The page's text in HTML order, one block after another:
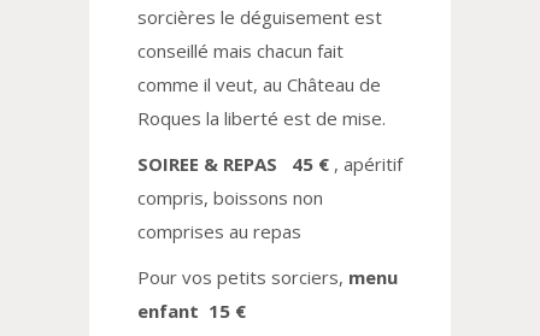
sorcières le déguisement est
conseillé mais chacun fait
comme il veut, au Château de
Roques la liberté est de mise.
SOIREE & REPAS 45 € , apéritif
compris, boissons non
comprises au repas
Pour vos petits sorciers, menu
enfant 15 €